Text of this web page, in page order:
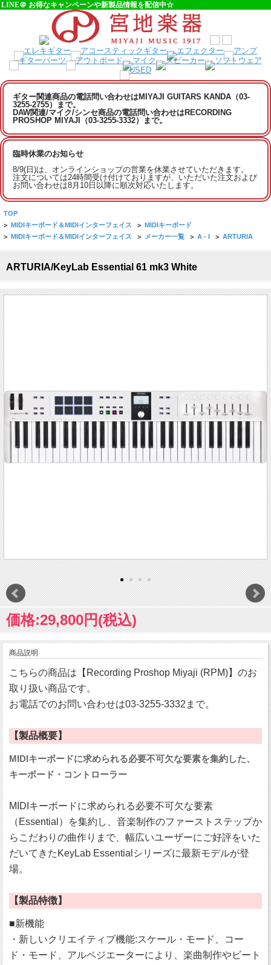
LINE＠ お得なキャンペーンや新製品情報を配信中☆
ギター関連商品の電話問い合わせはMIYAJI GUITARS KANDA（03-
3255-2755）まで。
DAW関連/マイク/シンセ商品の電話問い合わせはRECORDING
PROSHOP MIYAJI（03-3255-3332）まで。
臨時休業のお知らせ
8/9(日)は、オンラインショップの営業を休業させていただきます。
注文については24時間受け付けておりますが、いただいた注文および
お問い合わせは8月10日以降に順次対応いたします。
TOP
> MIDIキーボード＆MIDIインターフェイス > MIDIキーボード
> MIDIキーボード＆MIDIインターフェイス > メーカー一覧 > A - I > ARTURIA
ARTURIA/KeyLab Essential 61 mk3 White
価格:29,800円(税込)
商品説明
こちらの商品は【Recording Proshop Miyaji (RPM)】のお
取り扱い商品です。
お電話でのお問い合わせは03-3255-3332まで。
【製品概要】
MIDIキーボードに求められる必要不可欠な要素を集約した、
キーボード・コントローラー
MIDIキーボードに求められる必要不可欠な要素
（Essential）を集約し、音楽制作のファーストステップか
らこだわりの曲作りまで、幅広いユーザーにご好評をいた
だいてきたKeyLab Essentialシリーズに最新モデルが登
場。
【製品特徴】
■新機能
・新しいクリエイティブ機能:スケール・モード、コー
ド・モード、アルペジエーターにより、楽曲制作やビート